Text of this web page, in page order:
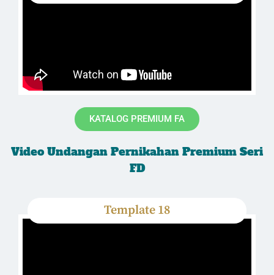
KATALOG PREMIUM FA
Video Undangan Pernikahan Premium Seri
FD
Template 18